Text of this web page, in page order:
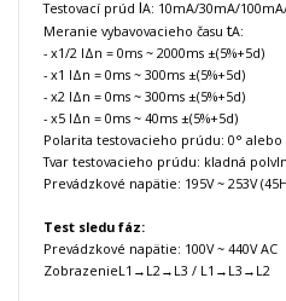
Testovací prúd IA: 10mA/30mA/
Meranie vybavovacieho časutA:
- x1/2 IΔn = 0ms ~ 2000ms ±(5%+5d)
- x1 IΔn = 0ms ~ 300ms ±(5%+5d)
- x2 IΔn = 0ms ~ 300ms ±(5%+5d)
- x5 IΔn = 0ms ~ 40ms ±(5%+5d)
Polarita testovacieho prúdu: 0° alebo
Tvar testovacieho prúdu: kladná
Prevádzkové napätie: 195V ~ 253V
Test sledu fáz:
Prevádzkové napätie: 100V ~ 440V AC
ZobrazenieL1→L2→L3 / L1→L3→L2